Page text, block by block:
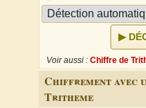
Voir aussi : Chiffre de
Chiffrement avec
Tritheme